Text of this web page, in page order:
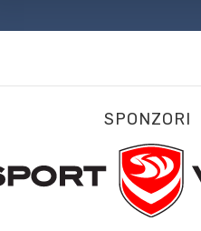
SPONZORI